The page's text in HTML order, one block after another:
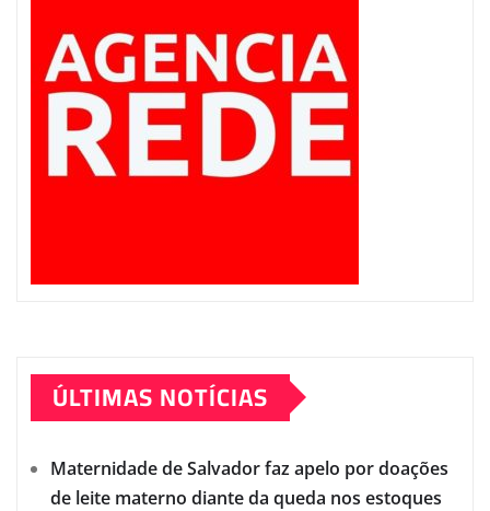
ÚLTIMAS NOTÍCIAS
Maternidade de Salvador faz apelo por doações
de leite materno diante da queda nos estoques